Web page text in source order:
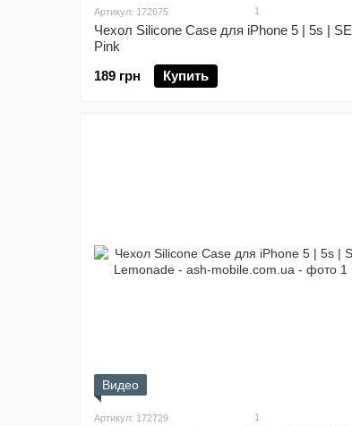
Артикул: 172675 1
Чехол Silicone Case для iPhone 5 | 5s | SE
Pink
189 грн
Купить
Видео
Артикул: 172729 1